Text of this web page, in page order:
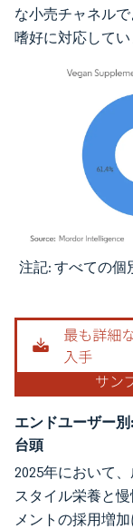
な小売チャネル
嗜好に対応してい
画像 © Mordor
注記: すべての個
エンドユーザー別:
台頭
2025年において
スタイル栄養と
メントの採用増